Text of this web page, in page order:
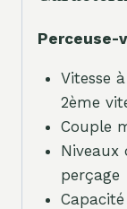
Perceuse-
Vitesse
2ème
Couple
Niveaux
perçage